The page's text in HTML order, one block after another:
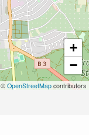
+
−
© OpenStreetMap contributors